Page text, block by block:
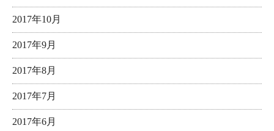
2017年10月
2017年9月
2017年8月
2017年7月
2017年6月